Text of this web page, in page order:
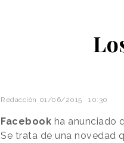
Redacción 01/06/2015 · 10:30
Facebook ha anunciado
Se trata de una novedad